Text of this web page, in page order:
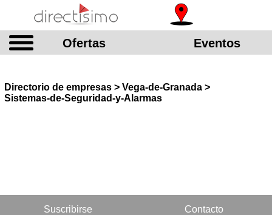
Ofertas Eventos
Directorio de empresas > Vega-de-Granada >
Sistemas-de-Seguridad-y-Alarmas
Suscribirse Contacto